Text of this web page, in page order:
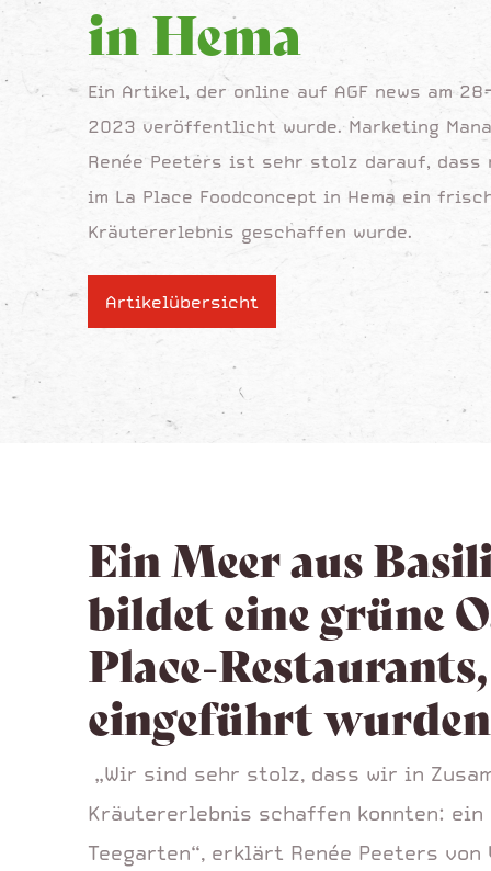
in Hema
Ein Artikel, der online auf AGF news am
2023 veröffentlicht wurde. Marketing
Renée Peeters ist sehr stolz darauf, dass
im La Place Foodconcept in Hema ein
Kräutererlebnis geschaffen wurde.
Artikelübersicht
Ein Meer aus
bildet eine grüne
Place-
eingeführt wurden
„Wir sind sehr stolz, dass wir in
Kräutererlebnis schaffen konnten:
Teegarten“, erklärt Renée Peeters